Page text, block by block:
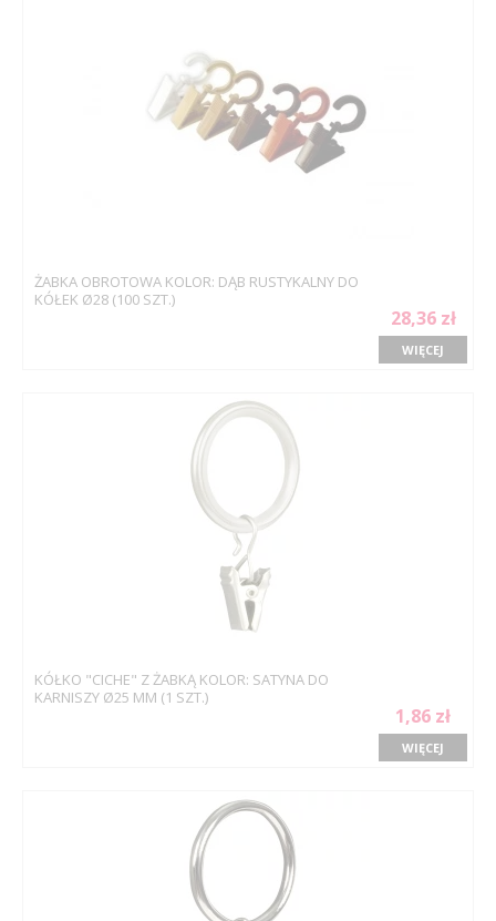
ŻABKA OBROTOWA KOLOR: DĄB RUSTYKALNY DO
KÓŁEK Ø28 (100 SZT.)
28,36 zł
WIĘCEJ
KÓŁKO "CICHE" Z ŻABKĄ KOLOR: SATYNA DO
KARNISZY Ø25 MM (1 SZT.)
1,86 zł
WIĘCEJ